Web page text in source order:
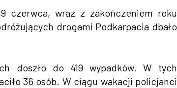
czerwca, wraz z zakończeniem roku
drogami Podkarpacia dbało
doszło do 419 wypadków. W tych
36 osób. W ciągu wakacji policjanci